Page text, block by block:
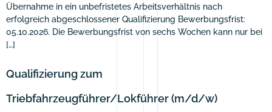
Übernahme in ein unbefristetes Arbeitsverhältnis nach
erfolgreich abgeschlossener Qualifizierung Bewerbungsfrist:
05.10.2026. Die Bewerbungsfrist von sechs Wochen kann nur bei
[…]
Qualifizierung zum
Triebfahrzeugführer/Lokführer (m/d/w)